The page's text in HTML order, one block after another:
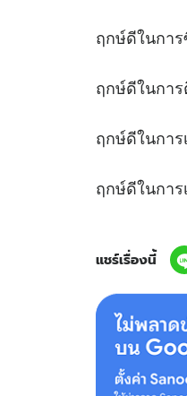
ฤกษ์ดีในก
ฤกษ์ดีในกา
ฤกษ์ดีในกา
ฤกษ์ดีในก
แชร์เรื่องนี้